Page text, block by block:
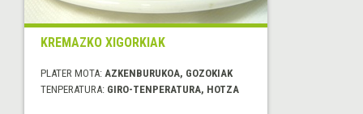
KREMAZKO XIGORKIAK
PLATER MOTA: AZKENBURUKOA, GOZOKIAK
TENPERATURA: GIRO-TENPERATURA, HOTZA